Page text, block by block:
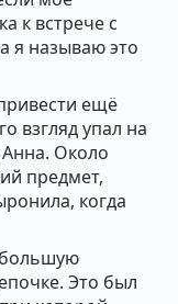
к встрече с
я называю это
ещё
взгляд упал на
Анна. Около
предмет,
когда
Это был